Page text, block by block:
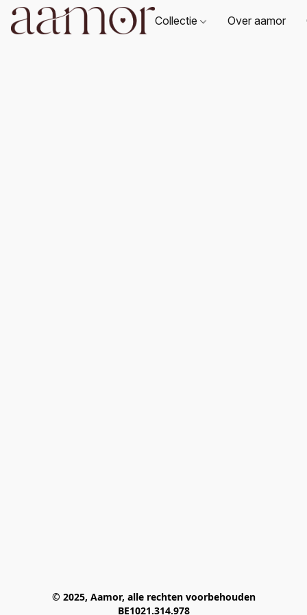
Collectie Over aamor
© 2025, Aamor, alle rechten voorbehouden
BE1021.314.978